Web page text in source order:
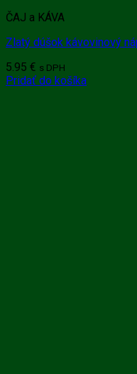
ČAJ a KÁVA
Zlatý dúšok kávovinový
5.95 € s DPH
Pridať do košíka